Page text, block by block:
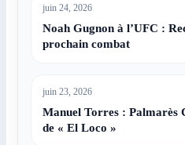
juin 24, 2026
Noah Gugnon à l’UFC :
prochain combat
juin 23, 2026
Manuel Torres : Palmarès
de « El Loco »